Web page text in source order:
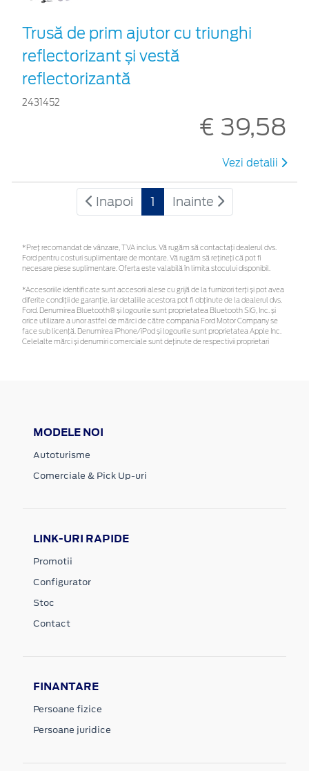
Trusă de prim ajutor cu triunghi
reflectorizant și vestă
reflectorizantă
2431452
€ 39,58
Vezi detalii
Inapoi 1 Inainte
*Preţ recomandat de vânzare, TVA inclus. Vă rugăm să contactaţi dealerul dvs.
Ford pentru costuri suplimentare de montare. Vă rugăm să rețineți că pot fi
necesare piese suplimentare. Oferta este valabilă în limita stocului disponibil.
*Accesoriile identificate sunt accesorii alese cu grijă de la furnizori terți și pot avea
diferite condiții de garanție, iar detaliile acestora pot fi obținute de la dealerul dvs.
Ford. Denumirea Bluetooth® și logourile sunt proprietatea Bluetooth SIG, Inc. și
orice utilizare a unor astfel de mărci de către compania Ford Motor Company se
face sub licență. Denumirea iPhone/iPod și logourile sunt proprietatea Apple Inc.
Celelalte mărci și denumiri comerciale sunt deținute de respectivii proprietari
MODELE NOI
Autoturisme
Comerciale & Pick Up-uri
LINK-URI RAPIDE
Promotii
Configurator
Stoc
Contact
FINANTARE
Persoane fizice
Persoane juridice